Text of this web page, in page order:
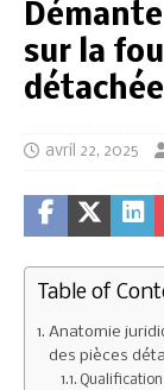
sur la
avril 22, 2025
Table of
Anatomie
des pièces